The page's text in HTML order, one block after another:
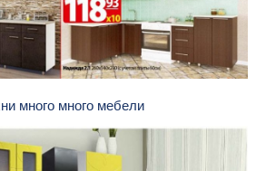
много много мебели